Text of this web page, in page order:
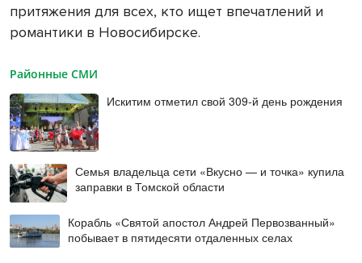
притяжения для всех, кто ищет впечатлений и
романтики в Новосибирске.
Районные СМИ
Искитим отметил свой 309-й день рождения
Семья владельца сети «Вкусно — и точка» купила
заправки в Томской области
Корабль «Святой апостол Андрей Первозванный»
побывает в пятидесяти отдаленных селах